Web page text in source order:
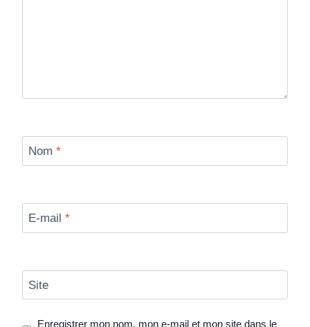
Nom *
E-mail *
Site
Enregistrer mon nom, mon e-mail et mon site dans le